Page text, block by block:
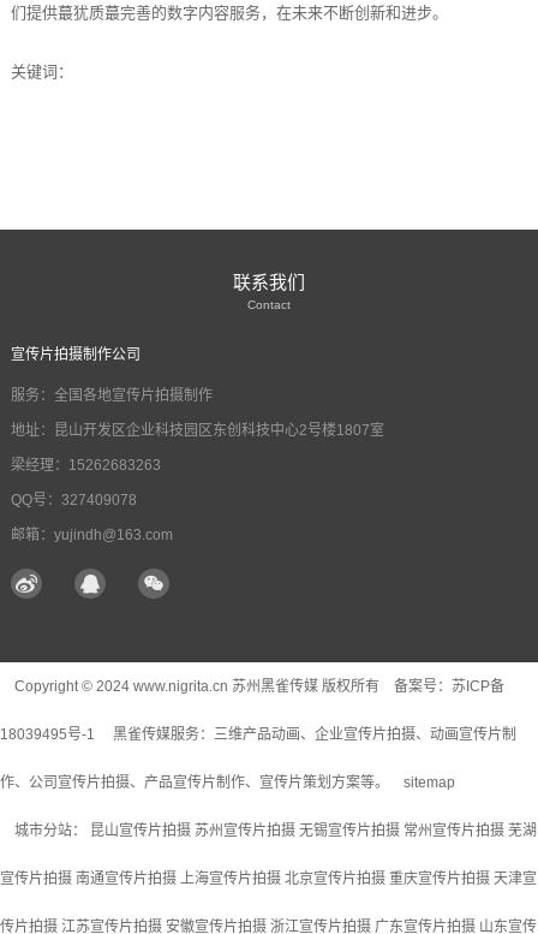
们提供蕞犹质蕞完善的数字内容服务，在未来不断创新和进步。
关键词：
联系我们
Contact
宣传片拍摄制作公司
服务：全国各地宣传片拍摄制作
地址：昆山开发区企业科技园区东创科技中心2号楼1807室
梁经理：15262683263
QQ号：327409078
邮箱：yujindh@163.com
Copyright © 2024 www.nigrita.cn 苏州黑雀传媒 版权所有 备案号： 苏ICP备
18039495号-1 黑雀传媒服务： 三维产品动画、企业宣传片拍摄、动画宣传片制
作、公司宣传片拍摄、产品宣传片制作、宣传片策划方案等。 sitemap
城市分站： 昆山宣传片拍摄 苏州宣传片拍摄 无锡宣传片拍摄 常州宣传片拍摄 芜湖
宣传片拍摄 南通宣传片拍摄 上海宣传片拍摄 北京宣传片拍摄 重庆宣传片拍摄 天津宣
传片拍摄 江苏宣传片拍摄 安徽宣传片拍摄 浙江宣传片拍摄 广东宣传片拍摄 山东宣传